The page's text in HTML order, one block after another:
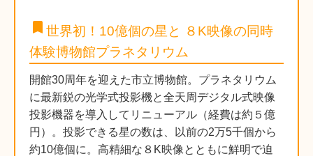
bookmark 世界初！10億個の星と ８K映像の同時
体験博物館プラネタリウム
開館30周年を迎えた市立博物館。プラネタリウム
に最新鋭の光学式投影機と全天周デジタル式映像
投影機器を導入してリニューアル（経費は約５億
円）。投影できる星の数は、以前の2万5千個から
約10億個に。高精細な８K映像とともに鮮明で迫